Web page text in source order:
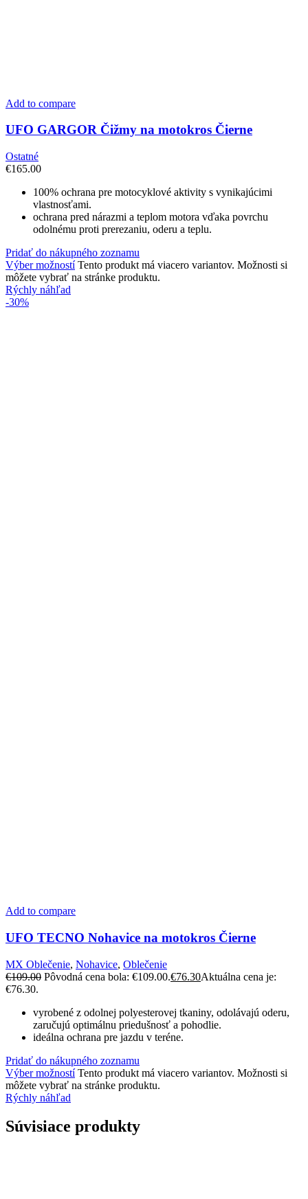
Add to compare
UFO GARGOR Čižmy na motokros Čierne
Ostatné
€165.00
100% ochrana pre motocyklové aktivity s vynikajúcimi
vlastnosťami.
ochrana pred nárazmi a teplom motora vďaka povrchu
odolnému proti prerezaniu, oderu a teplu.
Pridať do nákupného zoznamu
Výber možností Tento produkt má viacero variantov. Možnosti si
môžete vybrať na stránke produktu.
Rýchly náhľad
-30%
Add to compare
UFO TECNO Nohavice na motokros Čierne
MX Oblečenie, Nohavice, Oblečenie
€109.00 Pôvodná cena bola: €109.00.€76.30Aktuálna cena je:
€76.30.
vyrobené z odolnej polyesterovej tkaniny, odolávajú oderu,
zaručujú optimálnu priedušnosť a pohodlie.
ideálna ochrana pre jazdu v teréne.
Pridať do nákupného zoznamu
Výber možností Tento produkt má viacero variantov. Možnosti si
môžete vybrať na stránke produktu.
Rýchly náhľad
Súvisiace produkty